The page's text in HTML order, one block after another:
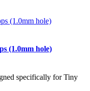
(1.0mm hole)
specifically for Tiny